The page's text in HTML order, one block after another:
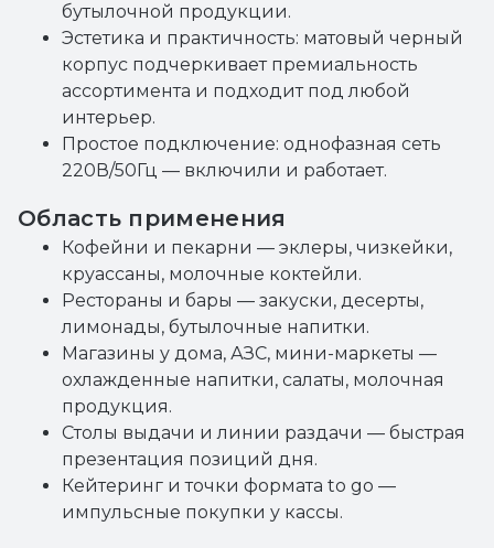
бутылочной продукции.
Эстетика и практичность: матовый черный
корпус подчеркивает премиальность
ассортимента и подходит под любой
интерьер.
Простое подключение: однофазная сеть
220В/50Гц — включили и работает.
Область применения
Кофейни и пекарни — эклеры, чизкейки,
круассаны, молочные коктейли.
Рестораны и бары — закуски, десерты,
лимонады, бутылочные напитки.
Магазины у дома, АЗС, мини-маркеты —
охлажденные напитки, салаты, молочная
продукция.
Столы выдачи и линии раздачи — быстрая
презентация позиций дня.
Кейтеринг и точки формата to go —
импульсные покупки у кассы.